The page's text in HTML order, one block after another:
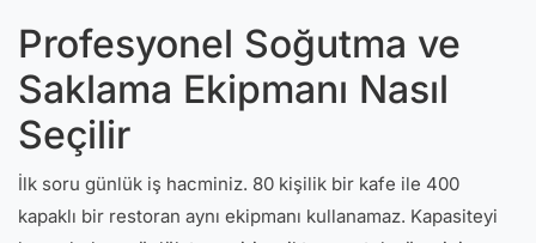
Profesyonel Soğutma ve
Saklama Ekipmanı Nasıl
Seçilir
İlk soru günlük iş hacminiz. 80 kişilik bir kafe ile 400
kapaklı bir restoran aynı ekipmanı kullanamaz. Kapasiteyi